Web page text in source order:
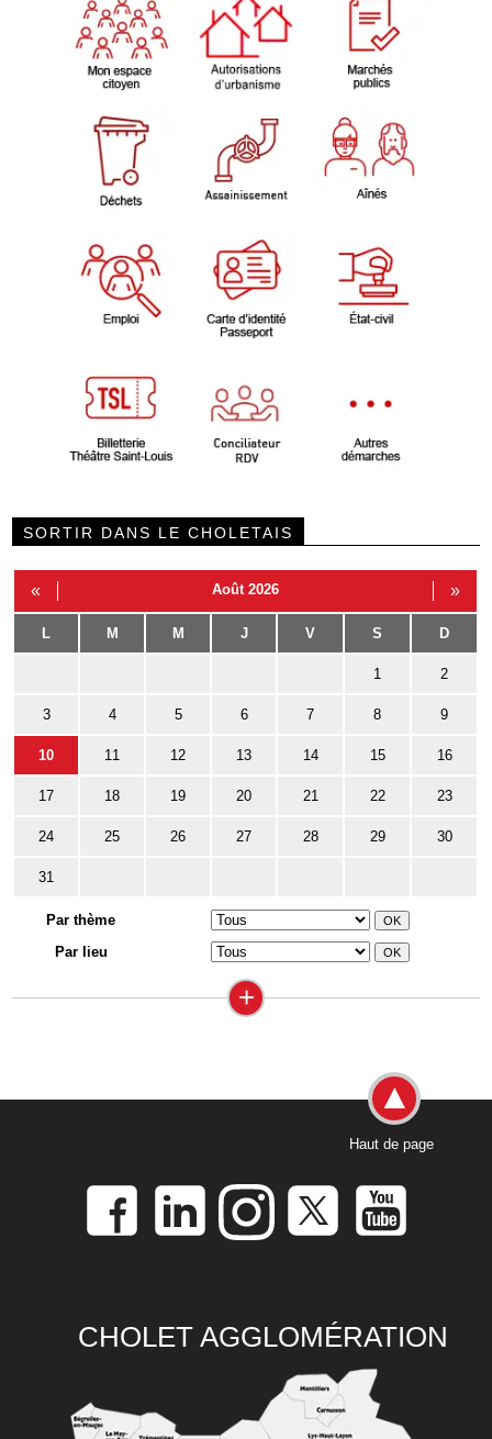
SORTIR DANS LE CHOLETAIS
« Août 2026 »
L M M J V S D
1 2
3 4 5 6 7 8 9
10 11 12 13 14 15 16
17 18 19 20 21 22 23
24 25 26 27 28 29 30
31
Par thème
Par lieu
+
Haut de page
CHOLET AGGLOMÉRATION